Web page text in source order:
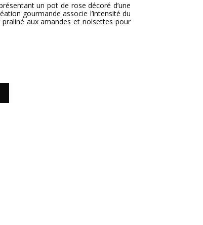
un pot de rose décoré d’une
gourmande associe l’intensité du
aux amandes et noisettes pour